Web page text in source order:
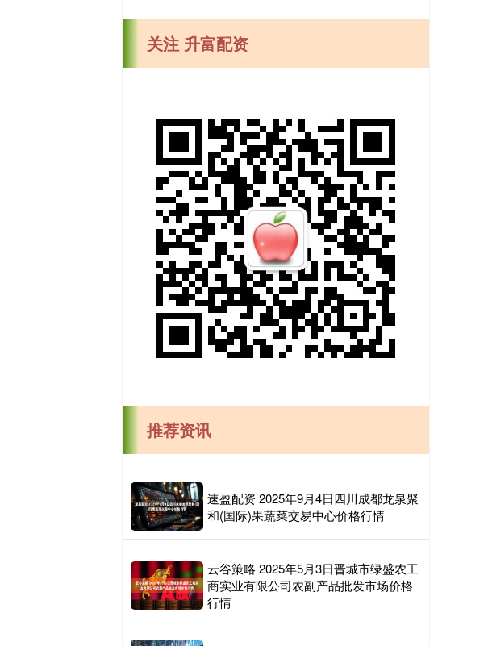
关注 升富配资
推荐资讯
速盈配资 2025年9月4日四川成都龙泉聚
和(国际)果蔬菜交易中心价格行情
云谷策略 2025年5月3日晋城市绿盛农工
商实业有限公司农副产品批发市场价格
行情